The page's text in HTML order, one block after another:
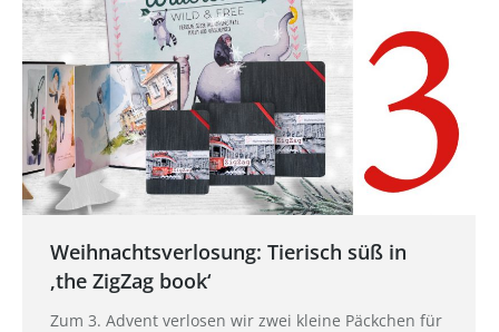
Weihnachtsverlosung: Tierisch süß in
‚the ZigZag book‘
Zum 3. Advent verlosen wir zwei kleine Päckchen für